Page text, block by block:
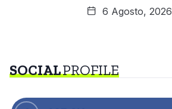
6 Agosto, 2026
SOCIALPROFILE